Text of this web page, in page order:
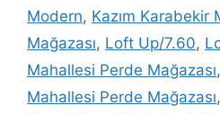
Modern, Kazım Karabekir
Mağazası, Loft Up/7.60,
Mahallesi Perde Mağazası,
Mahallesi Perde Mağazası,